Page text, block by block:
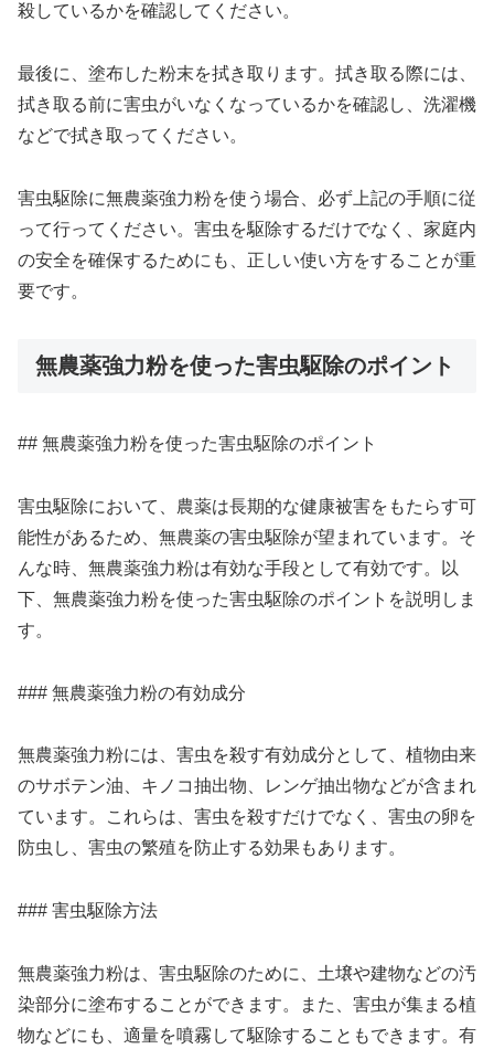
殺しているかを確認してください。
最後に、塗布した粉末を拭き取ります。拭き取る際には、
拭き取る前に害虫がいなくなっているかを確認し、洗濯機
などで拭き取ってください。
害虫駆除に無農薬強力粉を使う場合、必ず上記の手順に従
って行ってください。害虫を駆除するだけでなく、家庭内
の安全を確保するためにも、正しい使い方をすることが重
要です。
無農薬強力粉を使った害虫駆除のポイント
## 無農薬強力粉を使った害虫駆除のポイント
害虫駆除において、農薬は長期的な健康被害をもたらす可
能性があるため、無農薬の害虫駆除が望まれています。そ
んな時、無農薬強力粉は有効な手段として有効です。以
下、無農薬強力粉を使った害虫駆除のポイントを説明しま
す。
### 無農薬強力粉の有効成分
無農薬強力粉には、害虫を殺す有効成分として、植物由来
のサボテン油、キノコ抽出物、レンゲ抽出物などが含まれ
ています。これらは、害虫を殺すだけでなく、害虫の卵を
防虫し、害虫の繁殖を防止する効果もあります。
### 害虫駆除方法
無農薬強力粉は、害虫駆除のために、土壌や建物などの汚
染部分に塗布することができます。また、害虫が集まる植
物などにも、適量を噴霧して駆除することもできます。有